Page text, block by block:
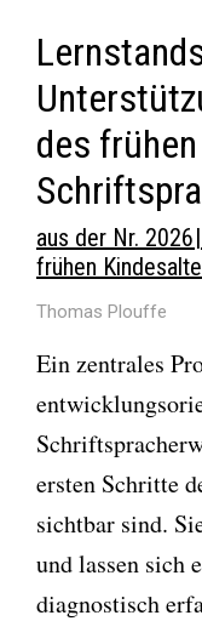
des frühen
aus der Nr. 2026
frühen
Thomas Plouffe
Ein zentrales
ersten Schritte
sichtbar sind.
und lassen sich
diagnostisch